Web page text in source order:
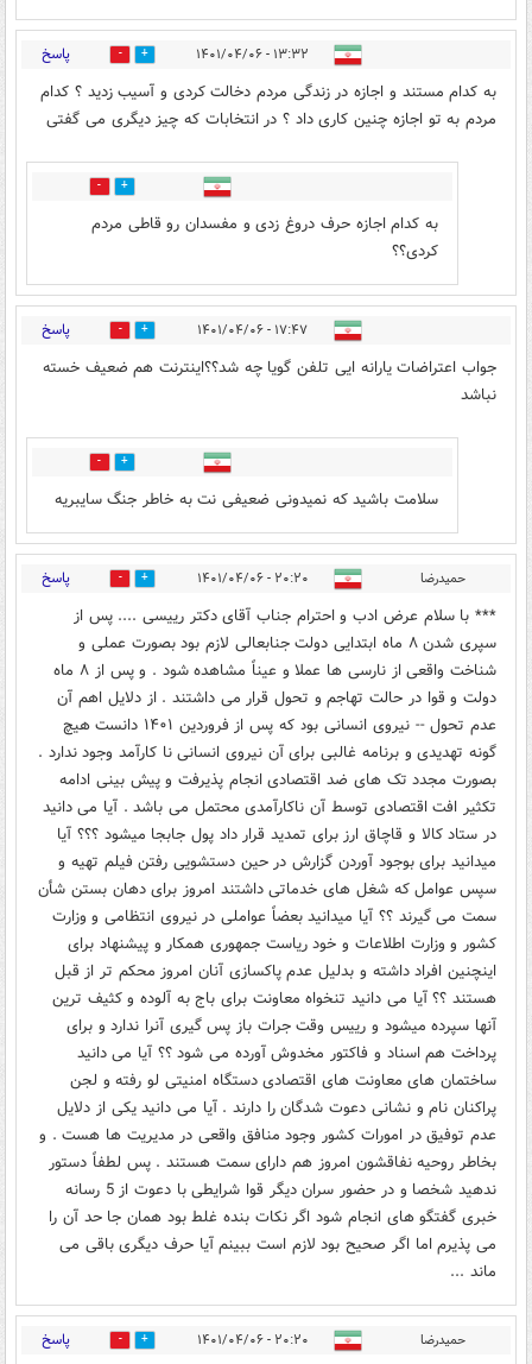
۱۳:۳۲ - ۱۴۰۱/۰۴/۰۶ 0 پاسخ
به کدام مستند و اجازه در زندگی مردم دخالت کردی و آسیب زدید ؟ کدام
مردم به تو اجازه چنین کاری داد ؟ در انتخابات که چیز دیگری می گفتی
0
به کدام اجازه حرف دروغ زدی و مفسدان رو قاطی مردم
کردی؟؟
۱۷:۴۷ - ۱۴۰۱/۰۴/۰۶ 1 پاسخ
جواب اعتراضات یارانه ایی تلفن گویا چه شد؟؟اینترنت هم ضعیف خسته
نباشد
0
سلامت باشید که نمیدونی ضعیفی نت به خاطر جنگ سایبریه
حمیدرضا ۲۰:۲۰ - ۱۴۰۱/۰۴/۰۶ 0 پاسخ
*** با سلام عرض ادب و احترام جناب آقای دکتر رییسی .... پس از
سپری شدن ۸ ماه ابتدایی دولت جنابعالی لازم بود بصورت عملی و
شناخت واقعی از نارسی ها عملا و عیناً مشاهده شود . و پس از ۸ ماه
دولت و قوا در حالت تهاجم و تحول قرار می داشتند . از دلایل اهم آن
عدم تحول -- نیروی انسانی بود که پس از فروردین ۱۴۰۱ دانست هیچ
گونه تهدیدی و برنامه غالبی برای آن نیروی انسانی نا کارآمد وجود ندارد .
بصورت مجدد تک های ضد اقتصادی انجام پذیرفت و پیش بینی ادامه
تکثیر افت اقتصادی توسط آن ناکارآمدی محتمل می باشد . آیا می دانید
در ستاد کالا و قاچاق ارز برای تمدید قرار داد پول جابجا میشود ؟؟؟ آیا
میدانید برای بوجود آوردن گزارش در حین دستشویی رفتن فیلم تهیه و
سپس عوامل که شغل های خدماتی داشتند امروز برای دهان بستن شأن
سمت می گیرند ؟؟ آیا میدانید بعضاً عواملی در نیروی انتظامی و وزارت
کشور و وزارت اطلاعات و خود ریاست جمهوری همکار و پیشنهاد برای
اینچنین افراد داشته و بدلیل عدم پاکسازی آنان امروز محکم تر از قبل
هستند ؟؟ آیا می دانید تنخواه معاونت برای باج به آلوده و کثیف ترین
آنها سپرده میشود و رییس وقت جرات باز پس گیری آنرا ندارد و برای
پرداخت هم اسناد و فاکتور مخدوش آورده می شود ؟؟ آیا می دانید
ساختمان های معاونت های اقتصادی دستگاه امنیتی لو رفته و لجن
پراکنان نام و نشانی دعوت شدگان را دارند . آیا می دانید یکی از دلایل
عدم توفیق در امورات کشور وجود منافق واقعی در مدیریت ها هست . و
بخاطر روحیه نفاقشون امروز هم دارای سمت هستند . پس لطفاً دستور
ندهید شخصا و در حضور سران دیگر قوا شرایطی با دعوت از 5 رسانه
خبری گفتگو های انجام شود اگر نکات بنده غلط بود همان جا حد آن را
می پذیرم اما اگر صحیح بود لازم است ببینم آیا حرف دیگری باقی می
ماند ...
حمیدرضا ۲۰:۲۰ - ۱۴۰۱/۰۴/۰۶ 0 پاسخ